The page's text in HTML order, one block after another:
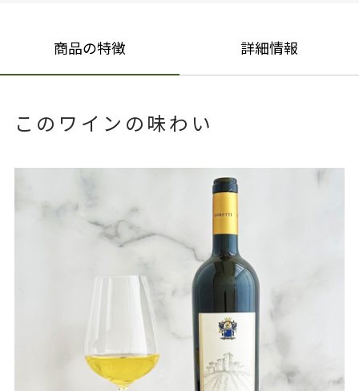
商品の特徴 詳細情報
このワインの味わい